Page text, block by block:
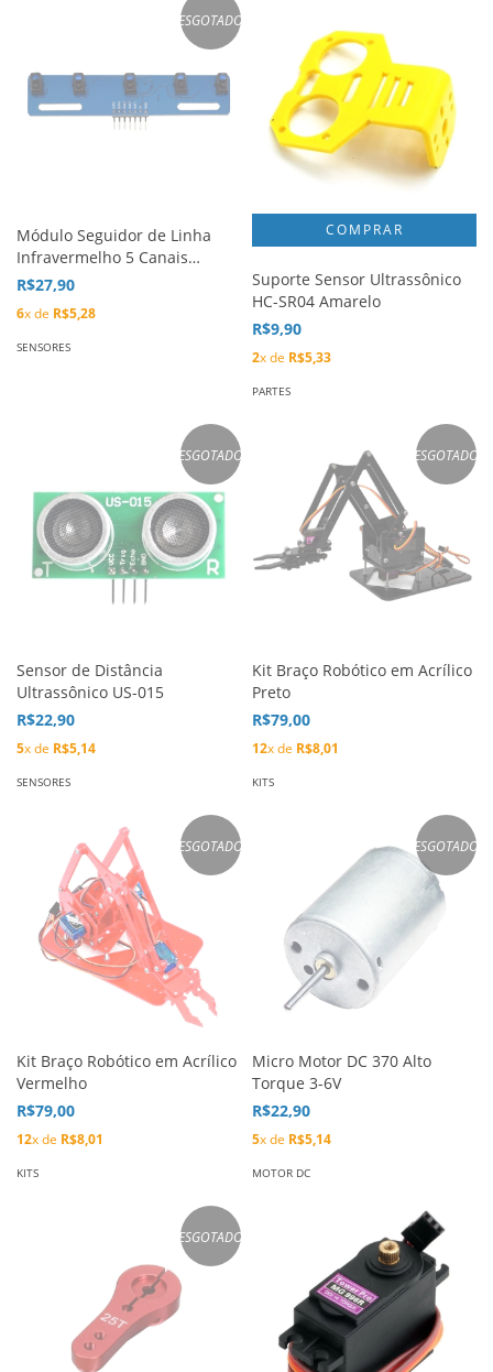
ESGOTADO
Módulo Seguidor de Linha
Infravermelho 5 Canais
TCRT5000
R$27,90
6x de R$5,28
SENSORES
Suporte Sensor Ultrassônico
HC-SR04 Amarelo
R$9,90
2x de R$5,33
PARTES
ESGOTADO
Sensor de Distância
Ultrassônico US-015
R$22,90
5x de R$5,14
SENSORES
ESGOTADO
Kit Braço Robótico em Acrílico
Preto
R$79,00
12x de R$8,01
KITS
ESGOTADO
Kit Braço Robótico em Acrílico
Vermelho
R$79,00
12x de R$8,01
KITS
ESGOTADO
Micro Motor DC 370 Alto
Torque 3-6V
R$22,90
5x de R$5,14
MOTOR DC
ESGOTADO